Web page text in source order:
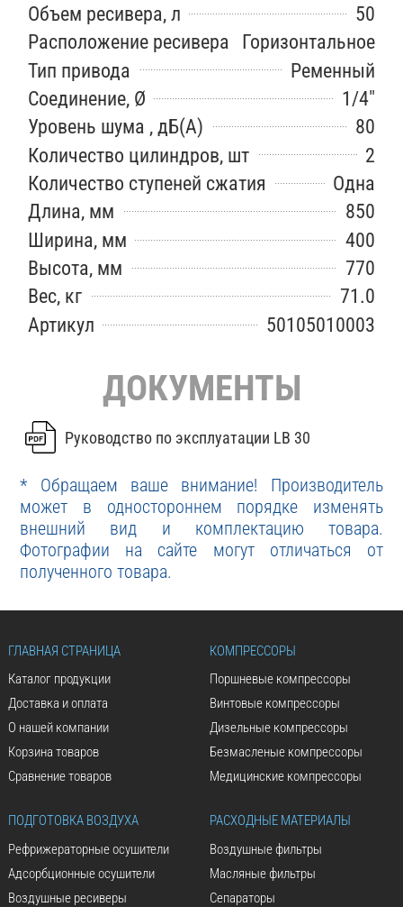
Объем ресивера, л
50
Расположение ресивера
Горизонтальное
Тип привода
Ременный
Соединение, Ø
1/4"
Уровень шума , дБ(А)
80
Количество цилиндров, шт
2
Количество ступеней сжатия
Одна
Длина, мм
850
Ширина, мм
400
Высота, мм
770
Вес, кг
71.0
Артикул
50105010003
ДОКУМЕНТЫ
Руководство по эксплуатации LB 30
* Обращаем ваше внимание! Производитель
может в одностороннем порядке изменять
внешний вид и комплектацию товара.
Фотографии на сайте могут отличаться от
полученного товара.
ГЛАВНАЯ СТРАНИЦА
Каталог продукции
Доставка и оплата
О нашей компании
Корзина товаров
Сравнение товаров
КОМПРЕССОРЫ
Поршневые компрессоры
Винтовые компрессоры
Дизельные компрессоры
Безмасленые компрессоры
Медицинские компрессоры
ПОДГОТОВКА ВОЗДУХА
Рефрижераторные осушители
Адсорбционные осушители
Воздушные ресиверы
РАСХОДНЫЕ МАТЕРИАЛЫ
Воздушные фильтры
Масляные фильтры
Сепараторы